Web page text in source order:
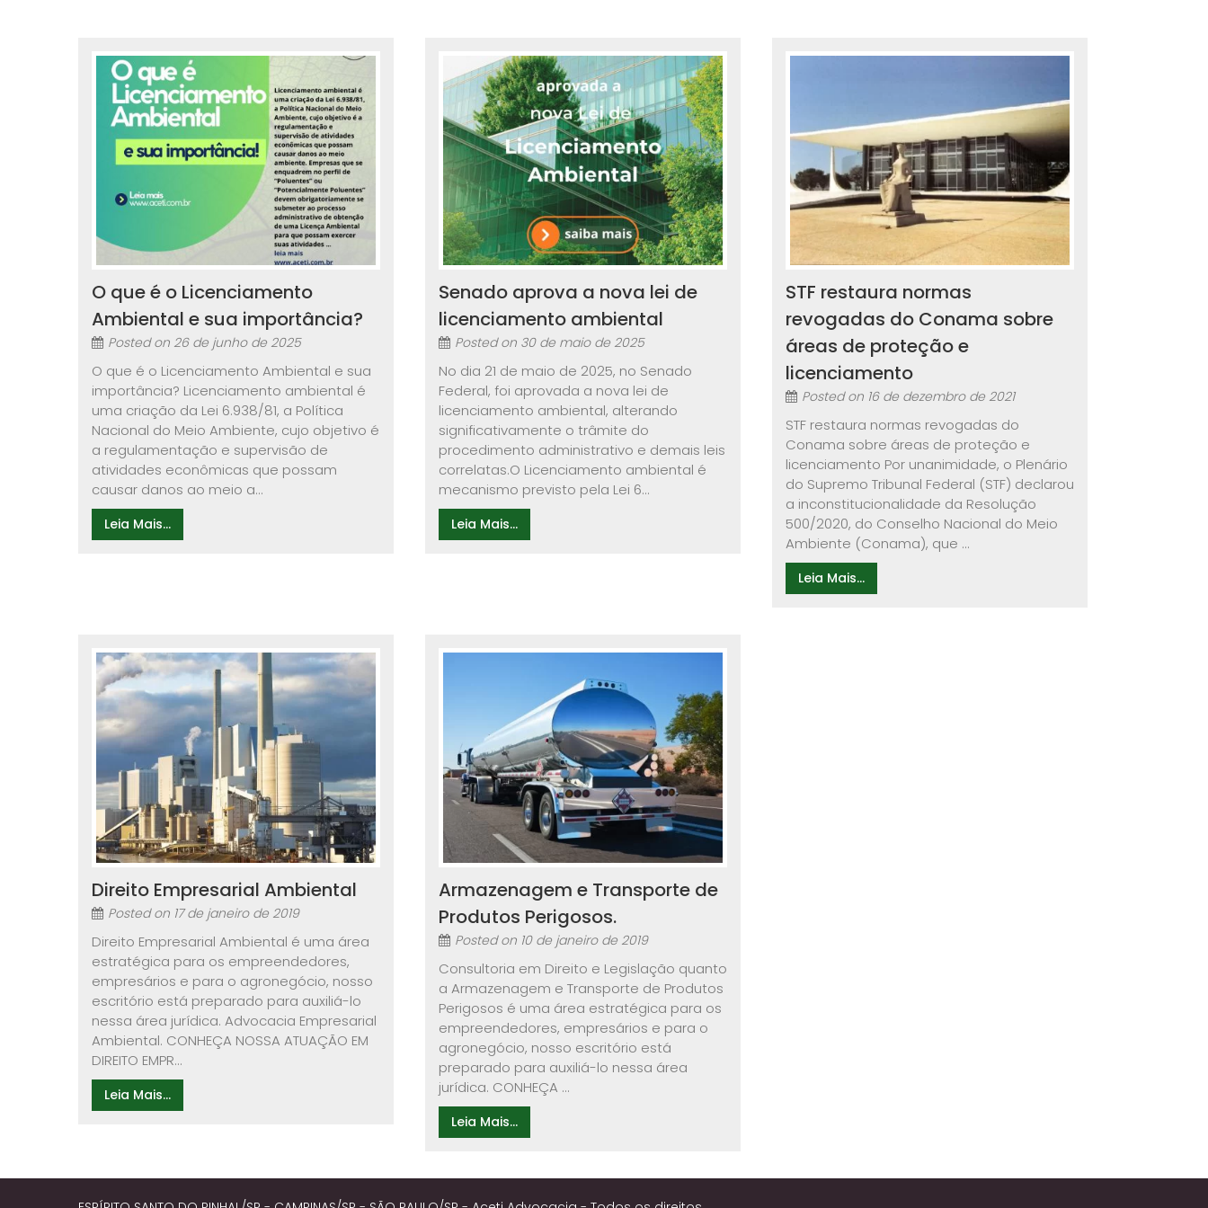
O que é o Licenciamento
Ambiental e sua importância?
Posted on 26 de junho de 2025
O que é o Licenciamento Ambiental e sua
importância? Licenciamento ambiental é
uma criação da Lei 6.938/81, a Política
Nacional do Meio Ambiente, cujo objetivo é
a regulamentação e supervisão de
atividades econômicas que possam
causar danos ao meio a...
Leia Mais...
Senado aprova a nova lei de
licenciamento ambiental
Posted on 30 de maio de 2025
No dia 21 de maio de 2025, no Senado
Federal, foi aprovada a nova lei de
licenciamento ambiental, alterando
significativamente o trâmite do
procedimento administrativo e demais leis
correlatas.O Licenciamento ambiental é
mecanismo previsto pela Lei 6...
Leia Mais...
STF restaura normas
revogadas do Conama sobre
áreas de proteção e
licenciamento
Posted on 16 de dezembro de 2021
STF restaura normas revogadas do
Conama sobre áreas de proteção e
licenciamento Por unanimidade, o Plenário
do Supremo Tribunal Federal (STF) declarou
a inconstitucionalidade da Resolução
500/2020, do Conselho Nacional do Meio
Ambiente (Conama), que ...
Leia Mais...
Direito Empresarial Ambiental
Posted on 17 de janeiro de 2019
Direito Empresarial Ambiental é uma área
estratégica para os empreendedores,
empresários e para o agronegócio, nosso
escritório está preparado para auxiliá-lo
nessa área jurídica. Advocacia Empresarial
Ambiental. CONHEÇA NOSSA ATUAÇÃO EM
DIREITO EMPR...
Leia Mais...
Armazenagem e Transporte de
Produtos Perigosos.
Posted on 10 de janeiro de 2019
Consultoria em Direito e Legislação quanto
a Armazenagem e Transporte de Produtos
Perigosos é uma área estratégica para os
empreendedores, empresários e para o
agronegócio, nosso escritório está
preparado para auxiliá-lo nessa área
jurídica. CONHEÇA ...
Leia Mais...